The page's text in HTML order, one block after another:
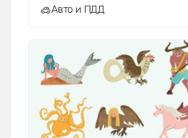
Авто и ПДД